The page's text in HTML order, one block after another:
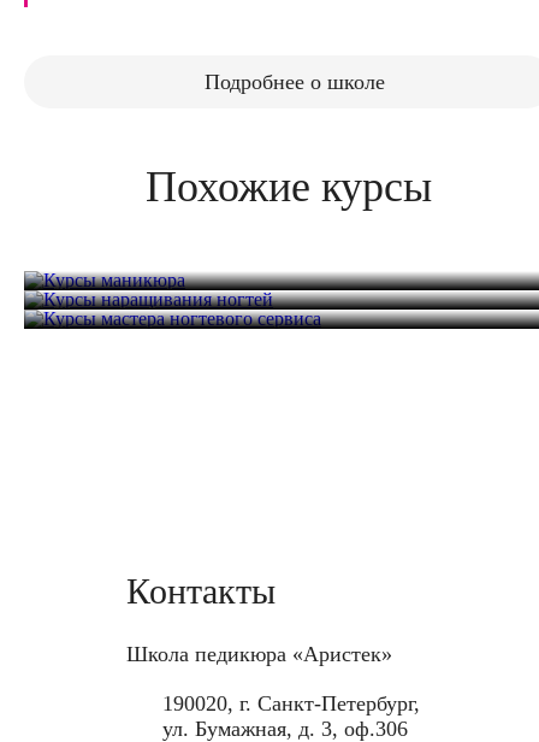
Подробнее о школе
Похожие курсы
16 часов 22 000 руб.
Курсы наращивания ногтей
Курсы мастера ногтевого сервиса
Контакты
Школа педикюра «Аристек»
190020, г. Санкт-Петербург,
ул. Бумажная, д. 3, оф.306